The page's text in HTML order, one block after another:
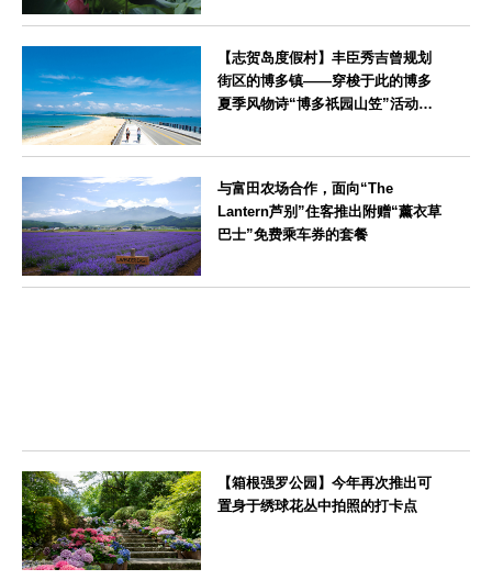
【志贺岛度假村】丰臣秀吉曾规划
街区的博多镇——穿梭于此的博多
夏季风物诗“博多祇园山笠”活动期
与富田农场合作，面向“The
Lantern芦别”住客推出附赠“薰衣草
巴士”免费乘车券的套餐
【箱根强罗公园】今年再次推出可
置身于绣球花丛中拍照的打卡点